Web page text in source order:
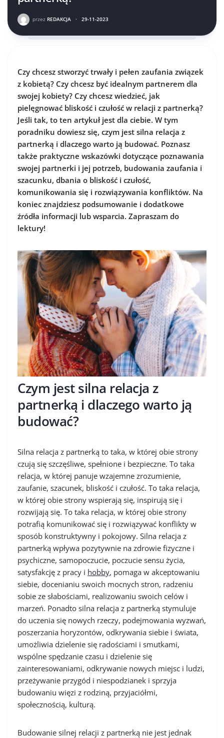
przez REDAKCJA · 29-11-2023
Czy chcesz stworzyć trwały i pełen zaufania związek
z kobietą? Czy chcesz być idealnym partnerem dla
swojej kobiety? Czy chcesz wiedzieć, jak
pielęgnować bliskość i czułość w relacji z partnerką?
Jeśli tak, to ten artykuł jest dla ciebie. W tym
poradniku dowiesz się, czym jest silna relacja z
partnerką i dlaczego warto ją budować. Poznasz
także praktyczne wskazówki dotyczące poznawania
swojej partnerki i jej potrzeb, budowania zaufania i
szacunku, dbania o bliskość i czułość,
komunikowania się i rozwiązywania konfliktów. Na
koniec znajdziesz podsumowanie i dodatkowe
źródła informacji lub wsparcia. Zapraszam do
lektury!
Czym jest silna relacja z
partnerką i dlaczego warto ją
budować?
Silna relacja z partnerką to taka, w której obie strony
czują się szczęśliwe, spełnione i bezpieczne. To taka
relacja, w której panuje wzajemne zrozumienie,
zaufanie, szacunek, bliskość i czułość. To taka relacja,
w której obie strony wspierają się, inspirują się i
rozwijają się. To taka relacja, w której obie strony
potrafią komunikować się i rozwiązywać konflikty w
sposób konstruktywny i pokojowy. Silna relacja z
partnerką wpływa pozytywnie na zdrowie fizyczne i
psychiczne, samopoczucie, poczucie sensu życia,
satysfakcję z pracy i hobby, pomaga w akceptowaniu
siebie, docenianiu swoich mocnych stron, radzeniu
sobie ze słabościami, realizowaniu swoich celów i
marzeń. Ponadto silna relacja z partnerką stymuluje
do uczenia się nowych rzeczy, podejmowania wyzwań,
poszerzania horyzontów, odkrywania siebie i świata,
umożliwia dzielenie się radościami i smutkami,
wspólne spędzanie czasu i dzielenie się
zainteresowaniami, odkrywanie nowych miejsc i ludzi,
przeżywanie przygód i niespodzianek i sprzyja
budowaniu więzi z rodziną, przyjaciółmi,
społecznością, kulturą.
Budowanie silnej relacji z partnerką nie jest jednak